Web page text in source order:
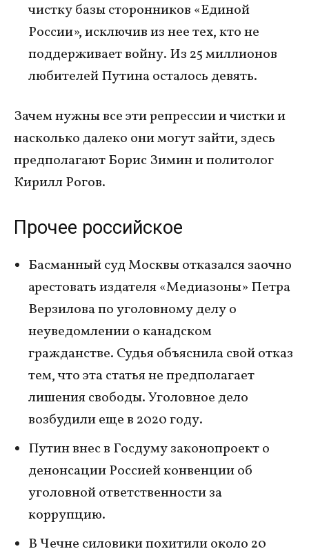
чистку базы сторонников «Единой
России», исключив из нее тех, кто не
поддерживает войну. Из 25 миллионов
любителей Путина осталось девять.
Зачем нужны все эти репрессии и чистки и
насколько далеко они могут зайти, здесь
предполагают Борис Зимин и политолог
Кирилл Рогов.
Прочее российское
Басманный суд Москвы отказался заочно
арестовать издателя «Медиазоны» Петра
Верзилова по уголовному делу о
неуведомлении о канадском
гражданстве. Судья объяснила свой отказ
тем, что эта статья не предполагает
лишения свободы. Уголовное дело
возбудили еще в 2020 году.
Путин внес в Госдуму законопроект о
денонсации Россией конвенции об
уголовной ответственности за
коррупцию.
В Чечне силовики похитили около 20